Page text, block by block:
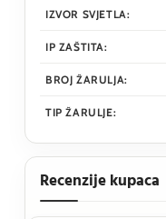
IZVOR SVJETLA:
IP ZAŠTITA:
BROJ ŽARULJA:
TIP ŽARULJE:
Recenzije kupaca